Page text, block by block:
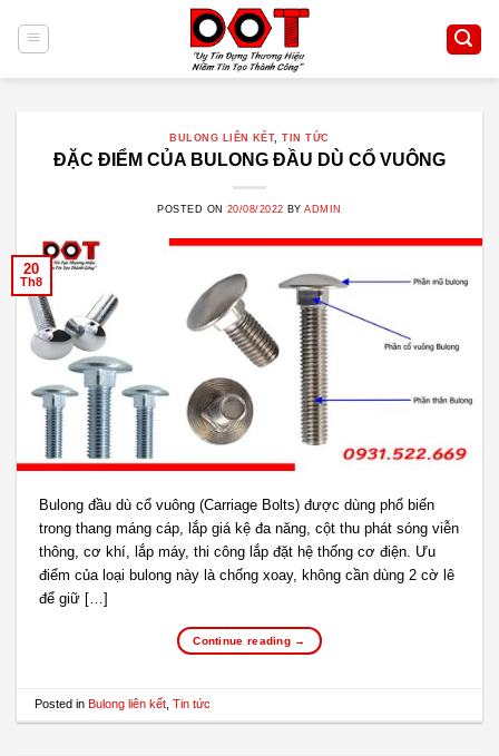
content
BULONG LIÊN KẾT,TIN TỨC
ĐẶC ĐIỂM CỦA BULONG ĐẦU DÙ CỔ VUÔNG
POSTED ON 20/08/2022 BYADMIN
20
Th8
Bulong đầu dù cổ vuông (Carriage Bolts) được dùng phổ biến
trong thang máng cáp, lắp giá kệ đa năng, cột thu phát sóng viễn
thông, cơ khí, lắp máy, thi công lắp đặt hệ thống cơ điện. Ưu
điểm của loại bulong này là chống xoay, không cần dùng 2 cờ lê
để giữ […]
Continue reading →
Posted in Bulong liên kết, Tin tức